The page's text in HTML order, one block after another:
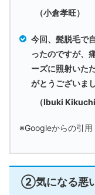
（小倉孝旺）
今回、髭脱毛で
ったのですが、
ーズに照射いた
がとうございまし
（Ibuki Kikuchi
※Googleからの引用
②気になる悪